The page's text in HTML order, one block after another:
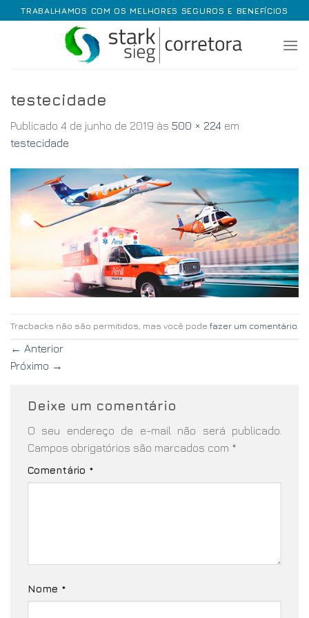
TRABALHAMOS COM OS MELHORES SEGUROS E BENEFÍCIOS
testecidade
Publicado 4 de junho de 2019 às 500 × 224 em
testecidade
Tracbacks não são permitidos, mas você pode fazer um comentário
← Anterior
Próximo →
Deixe um comentário
O seu endereço de e-mail não será publicado.
Campos obrigatórios são marcados com *
Comentário *
Nome *